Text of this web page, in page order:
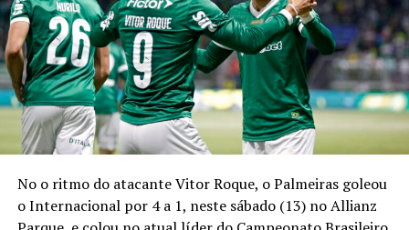
No o ritmo do atacante Vitor Roque, o Palmeiras goleou
o Internacional por 4 a 1, neste sábado (13) no Allianz